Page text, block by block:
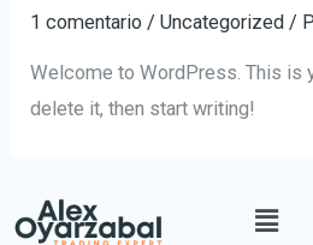
1 comentario /Uncategorized /
Welcome to WordPress. This is
delete it, then start writing!